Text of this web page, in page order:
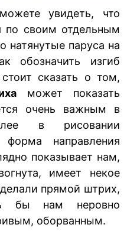
увидеть, что
по своим отдельным
натянутые паруса на
обозначить изгиб
сказать о том,
может показать
очень важным в
в рисовании
форма направления
показывает нам,
имеет некое
прямой штрих,
бы нам неровно
оборванным.